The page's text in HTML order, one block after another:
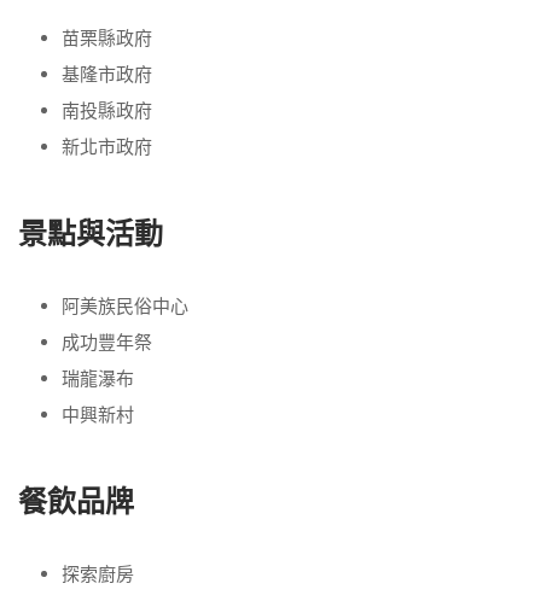
苗栗縣政府
基隆市政府
南投縣政府
新北市政府
景點與活動
阿美族民俗中心
成功豐年祭
瑞龍瀑布
中興新村
餐飲品牌
探索廚房